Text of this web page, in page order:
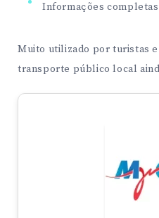
Informações
Muito utilizado por turistas
transporte público local